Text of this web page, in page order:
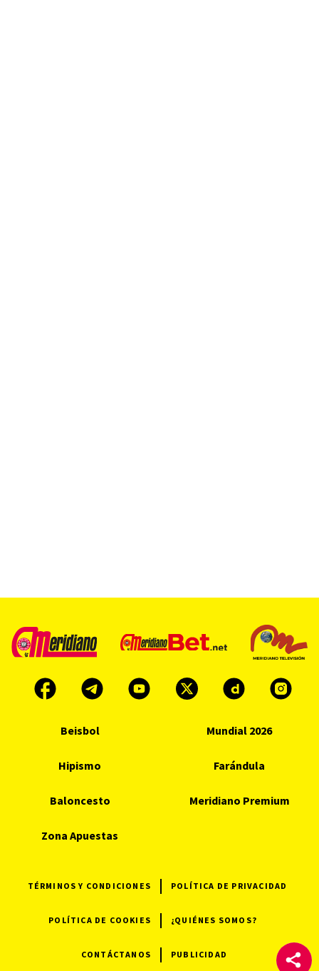
Beisbol Mundial 2026
Hipismo Farándula
Baloncesto Meridiano Premium
Zona Apuestas
TÉRMINOS Y CONDICIONES POLÍTICA DE PRIVACIDAD
POLÍTICA DE COOKIES ¿QUIÉNES SOMOS?
CONTÁCTANOS PUBLICIDAD